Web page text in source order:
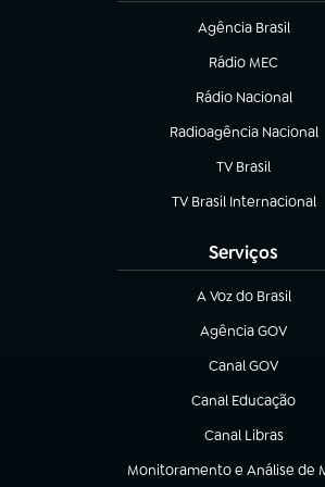
Agência Brasil
(abre em nova aba)
Rádio MEC
(abre em nova aba)
Rádio Nacional
Radioagência Nacional
(abre em nova aba)
TV Brasil
(abre em nova
TV Brasil Internacional
(abre em nova aba)
Serviços
A Voz do Brasil
(abre em nova aba)
Agência GOV
(abre em nova aba)
Canal GOV
(abre em nova aba)
Canal Educação
(abre em nova aba)
Canal Libras
(abre em nova aba)
Monitoramento e Análise de
(abre em nova aba)